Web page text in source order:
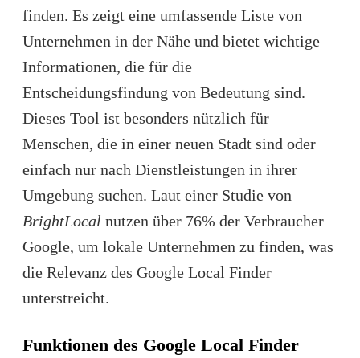
finden. Es zeigt eine umfassende Liste von
Unternehmen in der Nähe und bietet wichtige
Informationen, die für die
Entscheidungsfindung von Bedeutung sind.
Dieses Tool ist besonders nützlich für
Menschen, die in einer neuen Stadt sind oder
einfach nur nach Dienstleistungen in ihrer
Umgebung suchen. Laut einer Studie von
BrightLocal nutzen über 76% der Verbraucher
Google, um lokale Unternehmen zu finden, was
die Relevanz des Google Local Finder
unterstreicht.
Funktionen des Google Local Finder